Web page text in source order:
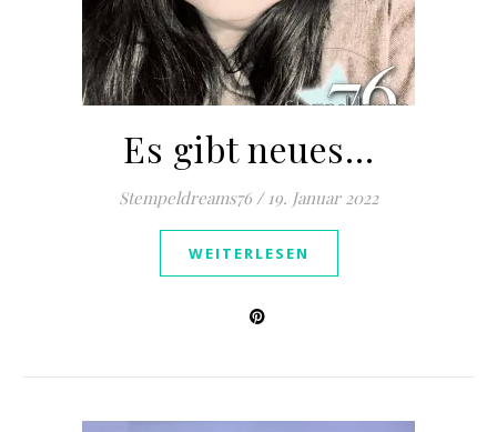
Es gibt neues…
Stempeldreams76 / 19. Januar 2022
WEITERLESEN